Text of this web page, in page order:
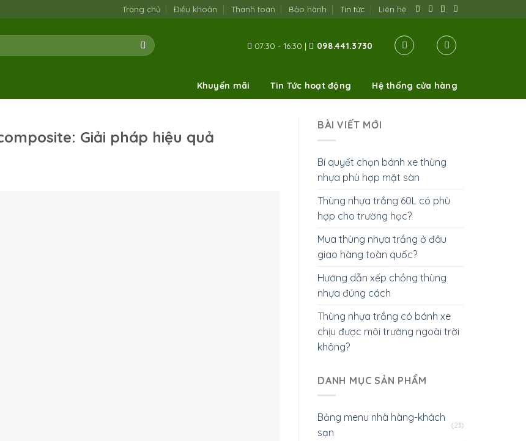
Trang chủ Điều khoản Thanh toán Bảo hành Tin tức Liên hệ
07:30 - 16:30 | 098.441.3730
Khuyến mãi Tin Tức hoạt động Hệ thống cửa hàng
Giải pháp hiệu quả
BÀI VIẾT MỚI
Bí quyết chọn bánh xe thùng
nhựa phù hợp mặt sàn
Thùng nhựa trắng 60L có phù
hợp cho trường học?
Mua thùng nhựa trắng ở đâu
giao hàng toàn quốc?
Hướng dẫn xếp chồng thùng
nhựa đúng cách
Thùng nhựa trắng có bánh xe
chịu được môi trường ngoài trời
không?
DANH MỤC SẢN PHẨM
Bảng menu nhà hàng-khách
sạn
(23)